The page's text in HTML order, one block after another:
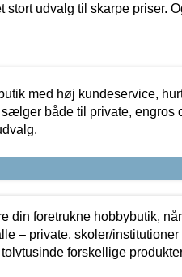
stort udvalg til skarpe priser.
med høj kundeservice,
både til private, engros
din foretrukne hobbybutik, når
– private, skoler/institutioner
forskellige